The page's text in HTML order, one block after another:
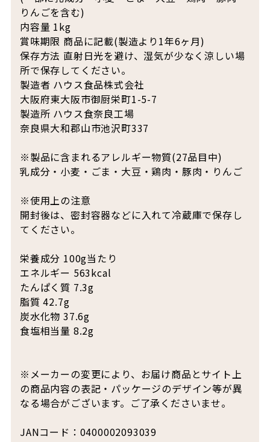
りんごを含む)
内容量 1kg
賞味期限 商品に記載(製造より1年6ヶ月)
保存方法 直射日光を避け、湿気が少なく涼しい場
所で保存してください。
製造者 ハウス食品株式会社
大阪府東大阪市御厨栄町1-5-7
製造所 ハウス食奈良工場
奈良県大和郡山市池沢町337
※製品に含まれるアレルギー物質(27品目中)
乳成分・小麦・ごま・大豆・鶏肉・豚肉・りんご
※使用上の注意
開封後は、密封容器などに入れて冷蔵庫で保存し
てください。
栄養成分 100g当たり
エネルギー 563kcal
たんぱく質 7.3g
脂質 42.7g
炭水化物 37.6g
食塩相当量 8.2g
※メーカーの変更により、お届け商品とサイト上
の商品内容の表記・パッケージのデザイン等が異
なる場合がございます。ご了承くださいませ。
JANコード：0400002093039